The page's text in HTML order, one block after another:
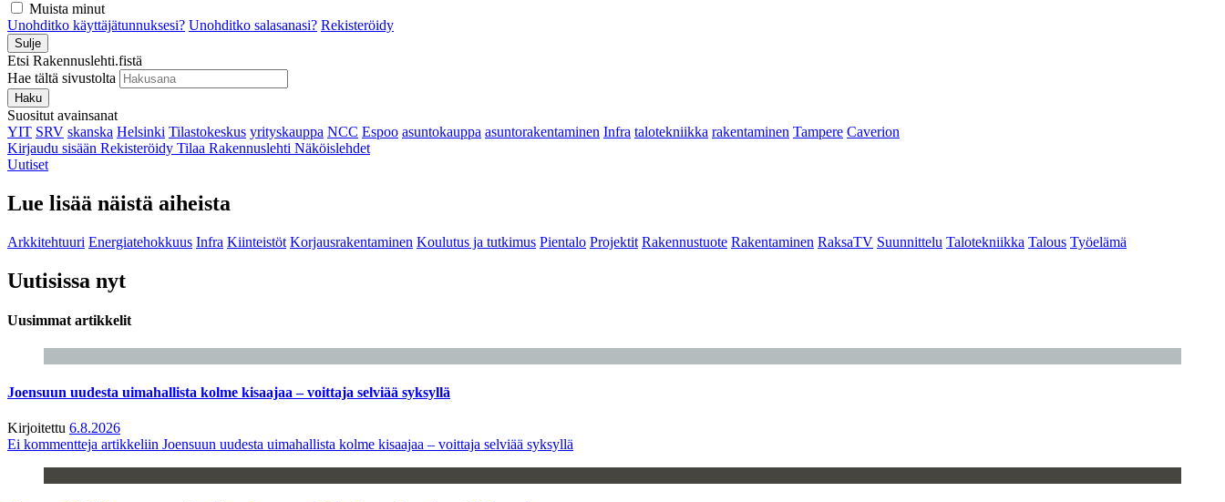
Muista minut
Unohditko käyttäjätunnuksesi? Unohditko salasanasi? Rekisteröidy
Sulje
Etsi Rakennuslehti.fistä
Hae tältä sivustolta
Haku
Suositut avainsanat
YIT SRV skanska Helsinki Tilastokeskus yrityskauppa NCC Espoo asuntokauppa asuntorakentaminen Infra talotekniikka rakentaminen Tampere Caverion
Kirjaudu sisään Rekisteröidy Tilaa Rakennuslehti Näköislehdet
Uutiset
Lue lisää näistä aiheista
Arkkitehtuuri Energiatehokkuus Infra Kiinteistöt Korjausrakentaminen Koulutus ja tutkimus Pientalo Projektit Rakennustuote Rakentaminen RaksaTV Suunnittelu Talotekniikka Talous Työelämä
Uutisissa nyt
Uusimmat artikkelit
Joensuun uudesta uimahallista kolme kisaajaa – voittaja selviää syksyllä
Kirjoitettu 6.8.2026
Ei kommentteja artikkeliin Joensuun uudesta uimahallista kolme kisaajaa – voittaja selviää syksyllä